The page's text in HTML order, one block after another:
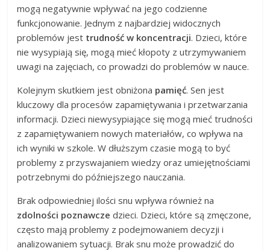
mogą negatywnie wpływać na jego codzienne
funkcjonowanie. Jednym z najbardziej widocznych
problemów jest trudność w koncentracji. Dzieci, które
nie wysypiają się, mogą mieć kłopoty z utrzymywaniem
uwagi na zajęciach, co prowadzi do problemów w nauce.
Kolejnym skutkiem jest obniżona pamięć. Sen jest
kluczowy dla procesów zapamiętywania i przetwarzania
informacji. Dzieci niewysypiające się mogą mieć trudności
z zapamiętywaniem nowych materiałów, co wpływa na
ich wyniki w szkole. W dłuższym czasie mogą to być
problemy z przyswajaniem wiedzy oraz umiejętnościami
potrzebnymi do późniejszego nauczania.
Brak odpowiedniej ilości snu wpływa również na
zdolności poznawcze dzieci. Dzieci, które są zmęczone,
często mają problemy z podejmowaniem decyzji i
analizowaniem sytuacji. Brak snu może prowadzić do